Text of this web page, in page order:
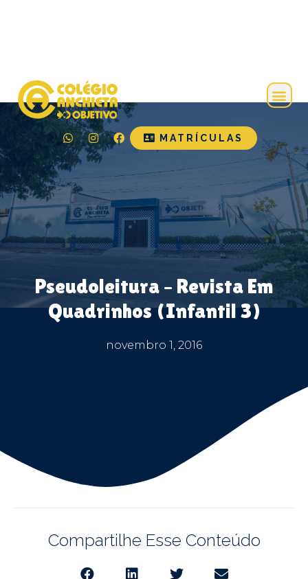
MATRÍCULAS
Pseudoleitura – Revista Em
Quadrinhos (Infantil 3)
novembro 1, 2016
Compartilhe Esse Conteúdo